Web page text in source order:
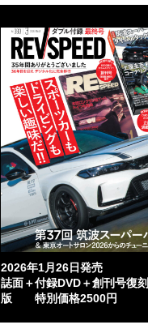
2026年1月26日発売
誌面＋付録DVD＋創刊号復刻
版 特別価格2500円